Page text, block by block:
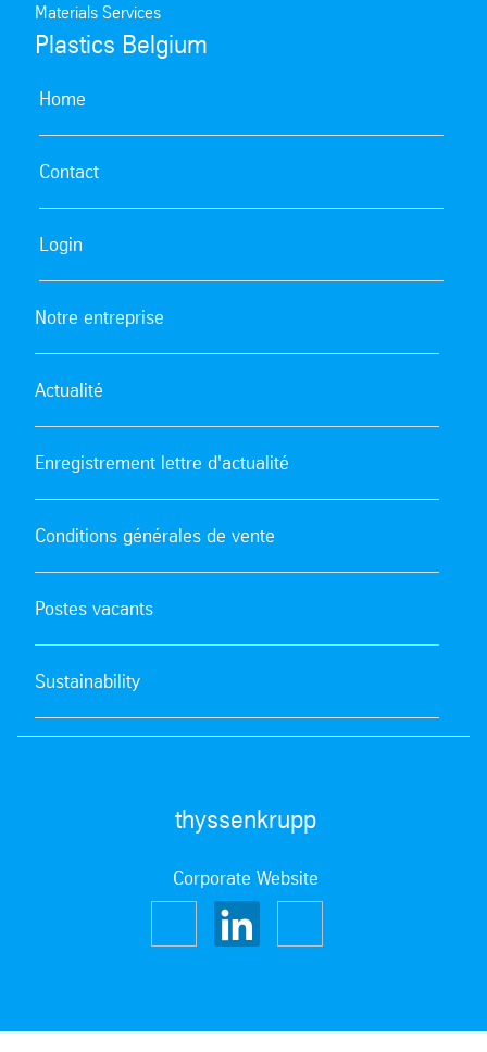
Materials Services
Plastics Belgium
Home
Contact
Login
Notre entreprise
Actualité
Enregistrement lettre d'actualité
Conditions générales de vente
Postes vacants
Sustainability
thyssenkrupp
Corporate Website